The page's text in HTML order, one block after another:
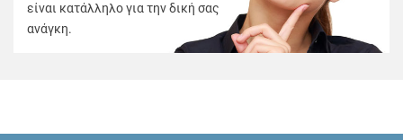
είναι κατάλληλο για την δική σας
ανάγκη.